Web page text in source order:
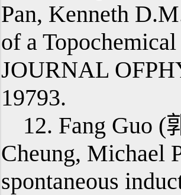
Pan, Kenneth
of a
JOURNAL
19793.
12. Fang Guo (
Cheung, Michael
spontaneous